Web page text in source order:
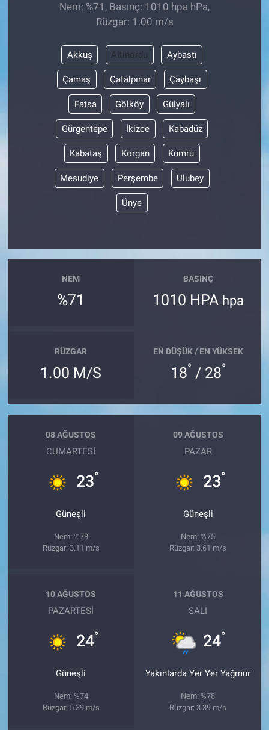
Nem: %71, Basınç: 1010 hpa hPa,
Rüzgar: 1.00 m/s
Akkuş Altınordu Aybastı
Çamaş Çatalpınar Çaybaşı
Fatsa Gölköy Gülyalı
Gürgentepe İkizce Kabadüz
Kabataş Korgan Kumru
Mesudiye Perşembe Ulubey
Ünye
NEM
%71
BASINÇ
1010 HPA hpa
RÜZGAR
1.00 M/S
EN DÜŞÜK / EN YÜKSEK
18° / 28°
08 AĞUSTOS
CUMARTESI
23°
Güneşli
Nem: %78
Rüzgar: 3.11 m/s
09 AĞUSTOS
PAZAR
23°
Güneşli
Nem: %75
Rüzgar: 3.61 m/s
10 AĞUSTOS
PAZARTESI
24°
Güneşli
Nem: %74
Rüzgar: 5.39 m/s
11 AĞUSTOS
SALI
24°
Yakınlarda Yer Yer Yağmur
Nem: %78
Rüzgar: 3.39 m/s